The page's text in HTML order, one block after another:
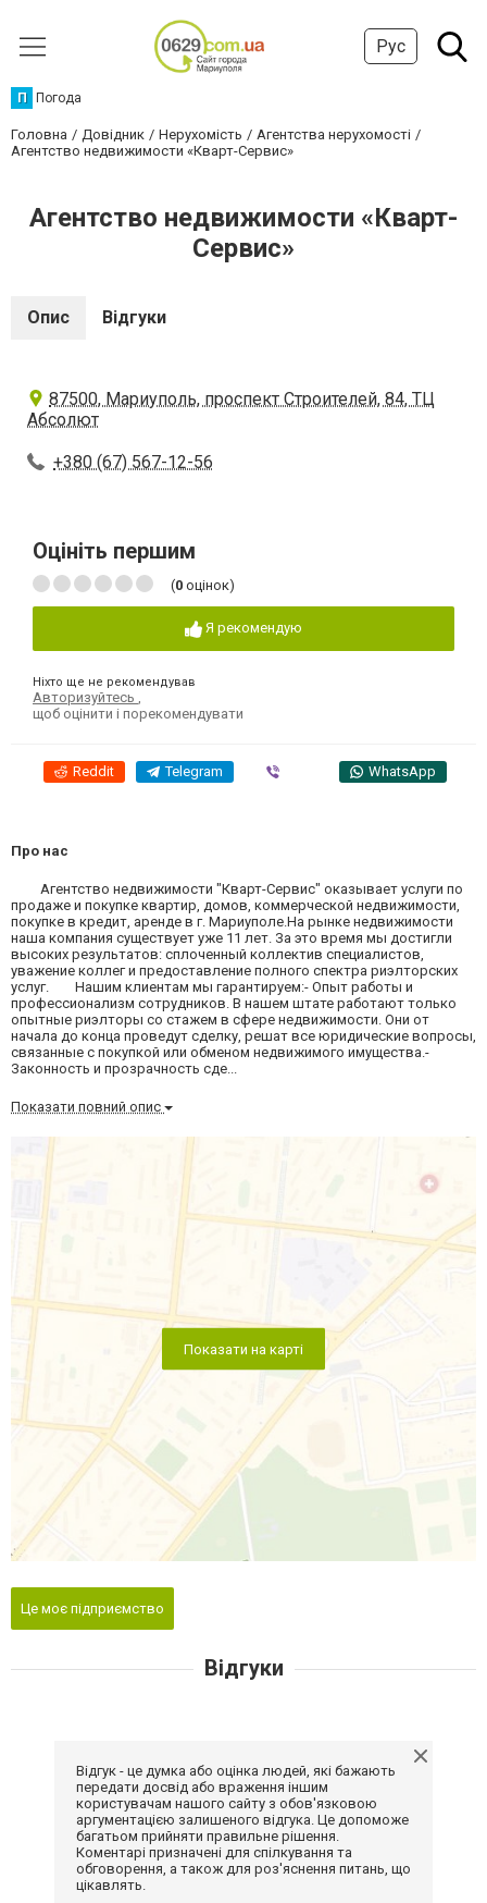
Рус
П Погода
Головна Довідник Нерухомість
Агентства нерухомості
Агентство недвижимости «Кварт-Сервис»
Агентство недвижимости «Кварт-
Сервис»
Опис Відгуки
87500, Мариуполь, проспект Строителей, 84, ТЦ
Абсолют
+380 (67) 567-12-56
Оцініть першим
(0 оцінок)
Я рекомендую
Ніхто ще не рекомендував
Авторизуйтесь
щоб оцінити і порекомендувати
Reddit Telegram WhatsApp
Про нас
Агентство недвижимости "Кварт-Сервис" оказывает услуги по
продаже и покупке квартир, домов, коммерческой недвижимости,
покупке в кредит, аренде в г. Мариуполе.На рынке недвижимости
наша компания существует уже 11 лет. За это время мы достигли
высоких результатов: сплоченный коллектив специалистов,
уважение коллег и предоставление полного спектра риэлторских
услуг. Нашим клиентам мы гарантируем:- Опыт работы и
профессионализм сотрудников. В нашем штате работают только
опытные риэлторы со стажем в сфере недвижимости. Они от
начала до конца проведут сделку, решат все юридические вопросы,
связанные с покупкой или обменом недвижимого имущества.-
Законность и прозрачность сде...
Показати повний опис
Показати на карті
Це моє підприємство
Відгуки
Відгук - це думка або оцінка людей, які бажають
передати досвід або враження іншим
користувачам нашого сайту з обов'язковою
аргументацією залишеного відгука. Це допоможе
багатьом прийняти правильне рішення.
Коментарі призначені для спілкування та
обговорення, а також для роз'яснення питань, що
цікавлять.